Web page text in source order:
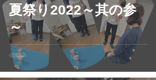
夏祭り2022～其の参
～